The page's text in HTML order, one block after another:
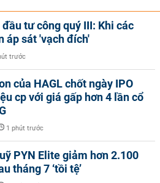
tư công quý III: Khi các
áp sát 'vạch đích'
trước
của HAGL chốt ngày IPO
cp với giá gấp hơn 4 lần cổ
1 phút trước
PYN Elite giảm hơn 2.100
tháng 7 ‘tồi tệ’